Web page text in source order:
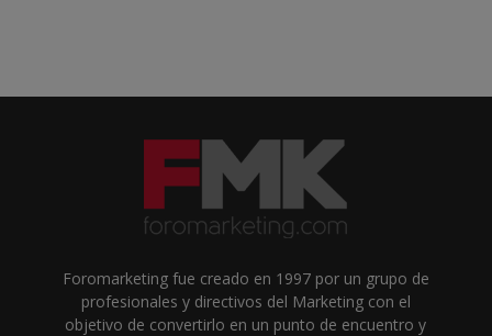
Foromarketing fue creado en 1997 por un grupo de
profesionales y directivos del Marketing con el
objetivo de convertirlo en un punto de encuentro y